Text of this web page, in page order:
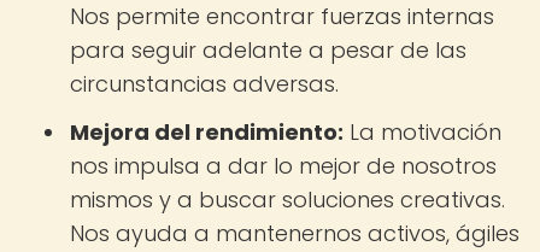
Nos permite encontrar fuerzas internas
para seguir adelante a pesar de las
circunstancias adversas.
Mejora del rendimiento: La motivación
nos impulsa a dar lo mejor de nosotros
mismos y a buscar soluciones creativas.
Nos ayuda a mantenernos activos, ágiles